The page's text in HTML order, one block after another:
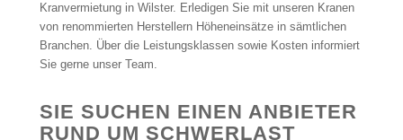
Kranvermietung in Wilster. Erledigen Sie mit unseren Kranen
von renommierten Herstellern Höheneinsätze in sämtlichen
Branchen. Über die Leistungsklassen sowie Kosten informiert
Sie gerne unser Team.
SIE SUCHEN EINEN ANBIETER
RUND UM SCHWERLAST